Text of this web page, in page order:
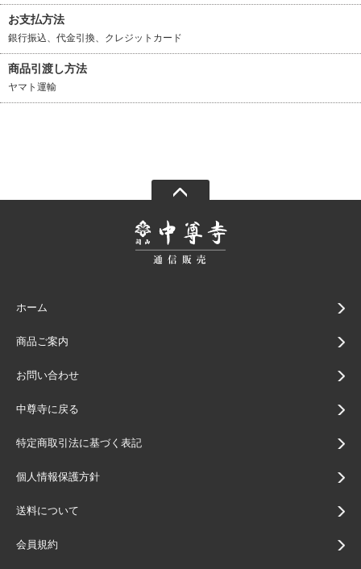
お支払方法
銀行振込、代金引換、クレジットカード
商品引渡し方法
ヤマト運輸
ホーム
商品ご案内
お問い合わせ
中尊寺に戻る
特定商取引法に基づく表記
個人情報保護方針
送料について
会員規約